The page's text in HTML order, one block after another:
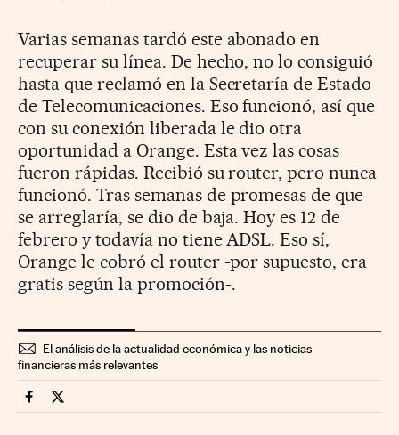
Varias semanas tardó este abonado en
recuperar su línea. De hecho, no lo consiguió
hasta que reclamó en la Secretaría de Estado
de Telecomunicaciones. Eso funcionó, así que
con su conexión liberada le dio otra
oportunidad a Orange. Esta vez las cosas
fueron rápidas. Recibió su router, pero nunca
funcionó. Tras semanas de promesas de que
se arreglaría, se dio de baja. Hoy es 12 de
febrero y todavía no tiene ADSL. Eso sí,
Orange le cobró el router -por supuesto, era
gratis según la promoción-.
El análisis de la actualidad económica y las noticias
financieras más relevantes
Companias Cinco Días en Facebook
Companias Cinco Días en Twitter